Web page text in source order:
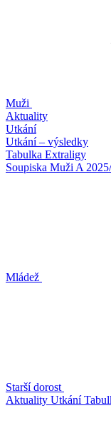
Muži
Aktuality
Utkání
Utkání – výsledky
Tabulka Extraligy
Soupiska Muži A
Mládež
Starší dorost
Aktuality Utkání